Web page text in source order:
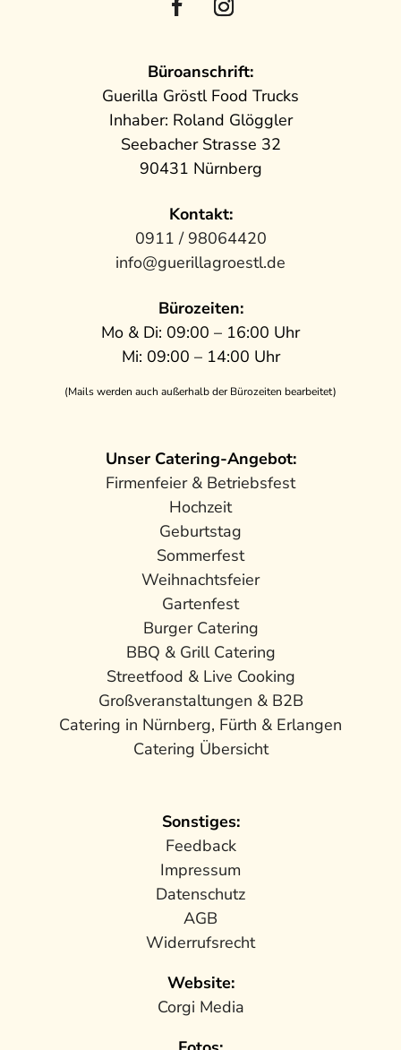
Büroanschrift:
Guerilla Gröstl Food Trucks
Inhaber: Roland Glöggler
Seebacher Strasse 32
90431 Nürnberg
Kontakt:
0911 / 98064420
info@guerillagroestl.de
Bürozeiten:
Mo & Di: 09:00 – 16:00 Uhr
Mi: 09:00 – 14:00 Uhr
(Mails werden auch außerhalb der Bürozeiten bearbeitet)
Unser Catering-Angebot:
Firmenfeier & Betriebsfest
Hochzeit
Geburtstag
Sommerfest
Weihnachtsfeier
Gartenfest
Burger Catering
BBQ & Grill Catering
Streetfood & Live Cooking
Großveranstaltungen & B2B
Catering in Nürnberg, Fürth & Erlangen
Catering Übersicht
Sonstiges:
Feedback
Impressum
Datenschutz
AGB
Widerrufsrecht
Website:
Corgi Media